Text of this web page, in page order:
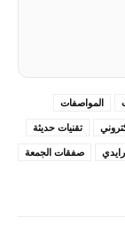
المواصفات
تقنيات حديثة
صفقات الجمعة